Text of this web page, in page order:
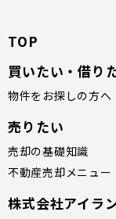
TOP
買いたい・借り
物件をお探しの方へ
売りたい
売却の基礎知識
不動産売却メニュー
株式会社アイラ